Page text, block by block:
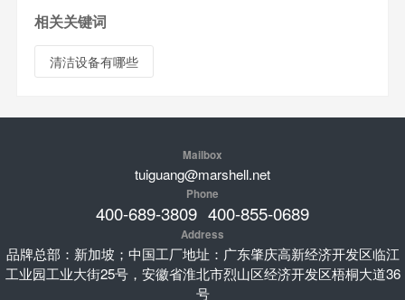
相关关键词
清洁设备有哪些
Mailbox
tuiguang@marshell.net
Phone
400-689-3809 400-855-0689
Address
品牌总部：新加坡；中国工厂地址：广东肇庆高新经济开发区临江
工业园工业大街25号，安徽省淮北市烈山区经济开发区梧桐大道36
号